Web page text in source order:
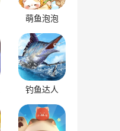
萌鱼泡泡
钓鱼达人